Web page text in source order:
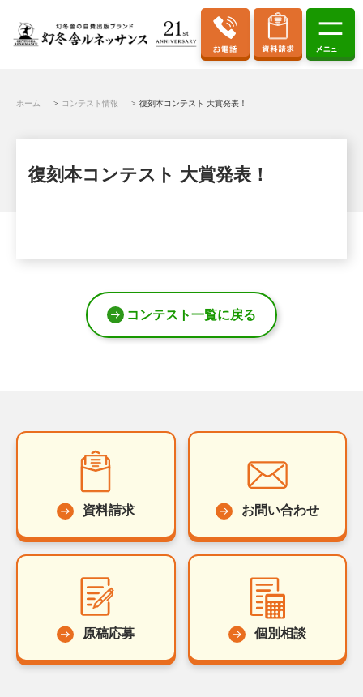
ホーム コンテスト情報 復刻本コンテスト 大賞発表！
復刻本コンテスト 大賞発表！
コンテスト一覧に戻る
資料請求 お問い合わせ
原稿応募 個別相談